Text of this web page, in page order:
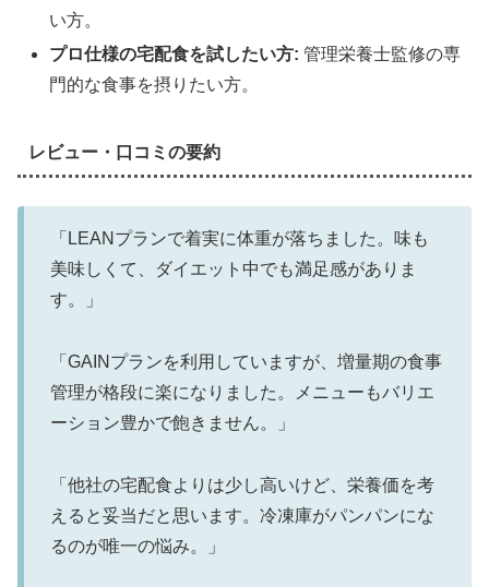
い方。
プロ仕様の宅配食を試したい方: 管理栄養士監修の専
門的な食事を摂りたい方。
レビュー・口コミの要約
「LEANプランで着実に体重が落ちました。味も
美味しくて、ダイエット中でも満足感がありま
す。」
「GAINプランを利用していますが、増量期の食事
管理が格段に楽になりました。メニューもバリエ
ーション豊かで飽きません。」
「他社の宅配食よりは少し高いけど、栄養価を考
えると妥当だと思います。冷凍庫がパンパンにな
るのが唯一の悩み。」